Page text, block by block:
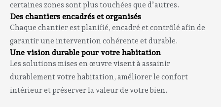
certaines zones sont plus touchées que d’autres.
Des chantiers encadrés et organisés
Chaque chantier est planifié, encadré et contrôlé afin de
garantir une intervention cohérente et durable.
Une vision durable pour votre habitation
Les solutions mises en œuvre visent à assainir
durablement votre habitation, améliorer le confort
intérieur et préserver la valeur de votre bien.